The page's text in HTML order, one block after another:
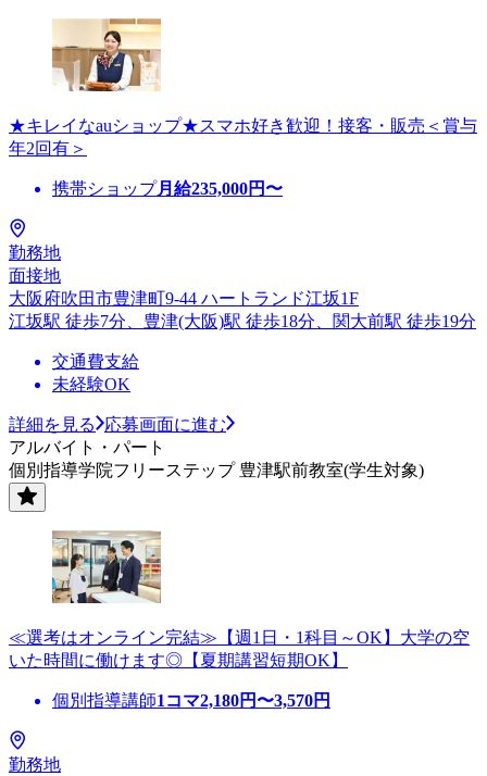
★キレイなauショップ★スマホ好き歓迎！接客・販売＜賞与
年2回有＞
携帯ショップ月給235,000円〜
勤務地
面接地
大阪府吹田市豊津町9-44 ハートランド江坂1F
江坂駅 徒歩7分、豊津(大阪)駅 徒歩18分、関大前駅 徒歩19分
交通費支給
未経験OK
詳細を見る
応募画面に進む
アルバイト・パート
個別指導学院フリーステップ 豊津駅前教室(学生対象)
≪選考はオンライン完結≫【週1日・1科目～OK】大学の空
いた時間に働けます◎【夏期講習短期OK】
個別指導講師1コマ2,180円〜3,570円
勤務地